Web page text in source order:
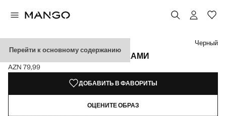
Перейти к основному содержанию
КОРОТКОЕ ПЛАТЬЕ С ПАЙЕТКАМИ
Текущая цена [AZN 79,99 ]
AZN 79,99
Выберите цвет
Выбранный цвет: Черный
Черный
ДОБАВИТЬ В ФАВОРИТЫ
ОЦЕНИТЕ ОБРАЗ